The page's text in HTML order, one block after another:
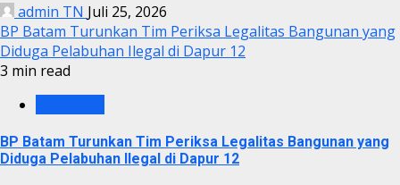
admin TN Juli 25, 2026
BP Batam Turunkan Tim Periksa Legalitas Bangunan yang
Diduga Pelabuhan Ilegal di Dapur 12
3 min read
BP Batam Turunkan Tim Periksa Legalitas Bangunan yang
Diduga Pelabuhan Ilegal di Dapur 12